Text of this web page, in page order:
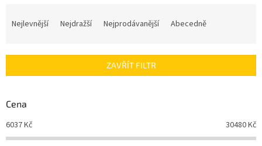
í
r
o
d
u
Nejlevnější Nejdražší Nejprodávanější Abecedně
ZAVŘÍT FILTR
Cena
6037Kč 30480Kč